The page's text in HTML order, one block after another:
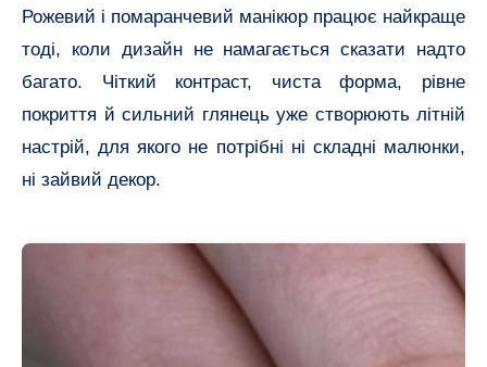
Рожевий і помаранчевий манікюр працює найкраще
тоді, коли дизайн не намагається сказати надто
багато. Чіткий контраст, чиста форма, рівне
покриття й сильний глянець уже створюють літній
настрій, для якого не потрібні ні складні малюнки,
ні зайвий декор.